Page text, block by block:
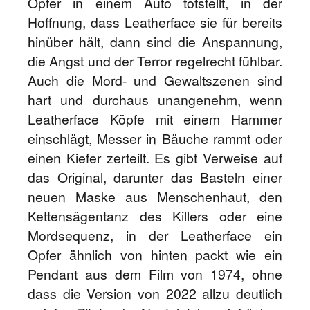
Hoffnung, dass Leatherface sie für bereits
hinüber hält, dann sind die Anspannung,
die Angst und der Terror regelrecht fühlbar.
Auch die Mord- und Gewaltszenen sind
hart und durchaus unangenehm, wenn
Leatherface Köpfe mit einem Hammer
einschlägt, Messer in Bäuche rammt oder
einen Kiefer zerteilt. Es gibt Verweise auf
das Original, darunter das Basteln einer
neuen Maske aus Menschenhaut, den
Kettensägentanz des Killers oder eine
Mordsequenz, in der Leatherface ein
Opfer ähnlich von hinten packt wie ein
Pendant aus dem Film von 1974, ohne
dass die Version von 2022 allzu deutlich